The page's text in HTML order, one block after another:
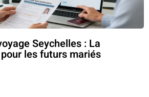
Seychelles : La
les futurs mariés